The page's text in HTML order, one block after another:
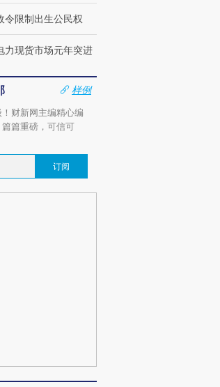
令限制出生公民权
力现货市场元年突进
样例
财新网主编精心编
篇重磅，可信可
订阅